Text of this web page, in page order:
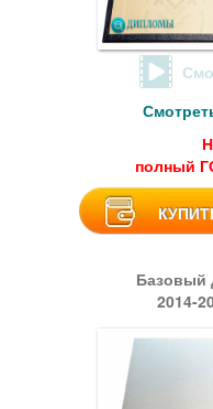
полный
Базовый
2014-